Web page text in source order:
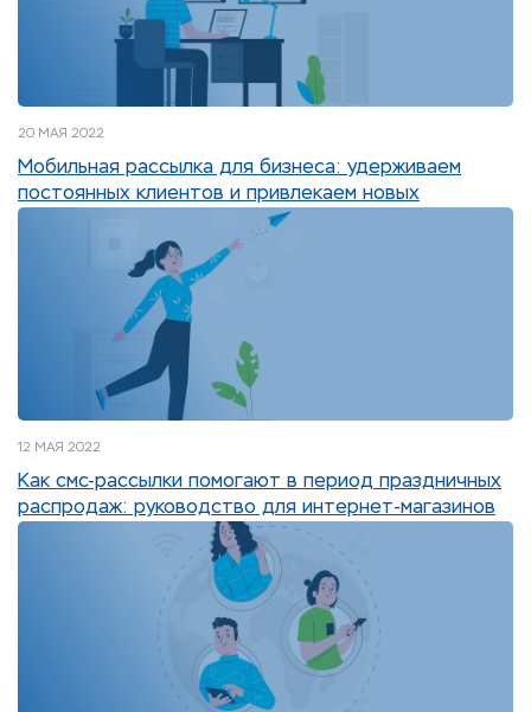
20 МАЯ 2022
Мобильная рассылка для бизнеса: удерживаем
постоянных клиентов и привлекаем новых
12 МАЯ 2022
Как смс-рассылки помогают в период праздничных
распродаж: руководство для интернет-магазинов